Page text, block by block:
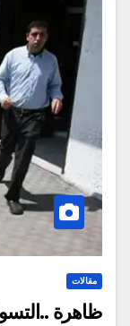
مقالات
ظاهرة